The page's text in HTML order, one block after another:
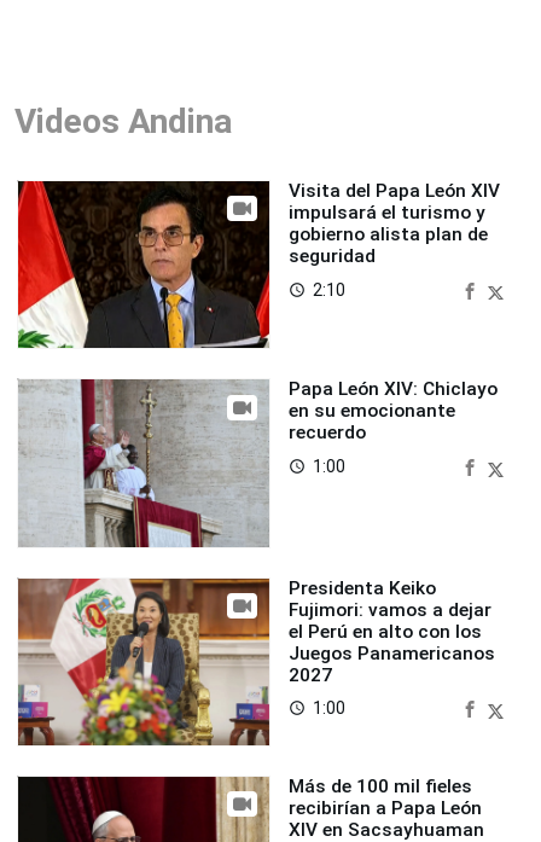
Videos Andina
Visita del Papa León XIV
impulsará el turismo y
gobierno alista plan de
seguridad
access_time 2:10
Papa León XIV: Chiclayo
en su emocionante
recuerdo
access_time 1:00
Presidenta Keiko
Fujimori: vamos a dejar
el Perú en alto con los
Juegos Panamericanos
2027
access_time 1:00
Más de 100 mil fieles
recibirían a Papa León
XIV en Sacsayhuaman